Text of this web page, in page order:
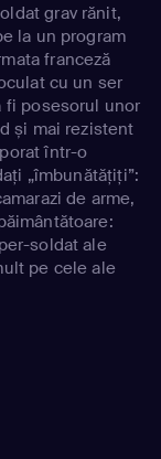
grav rănit,
la un program
franceză
cu un ser
fi posesorul unor
și mai rezistent
într-o
„îmbunătățiți”:
de arme,
soldat ale
pe cele ale
lumii interlope